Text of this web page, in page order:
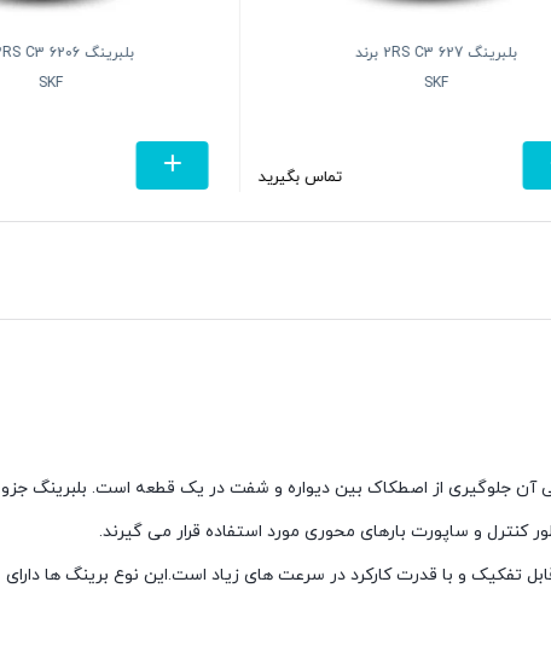
بلبرینگ 627 2RS C3 برند
بلبرینگ 6206 2RS C3 برند
آن جلوگیری از اصطکاک بین دیواره و شفت در یک قطعه است. بلبرینگ جزو
و ساپورت بارهای محوری مورد استفاده قرار می گیرند.
تفکیک و با قدرت کارکرد در سرعت های زیاد است.این نوع برینگ ها دارای